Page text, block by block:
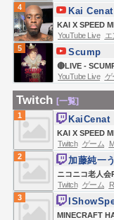
4
KAI X SPEED
MARATHON
BOSSES
PART 2
Kai
YouTube Live
5
🔴LIVE -
OpTic
ESPORTS
Scump
YouTube Live ゲ
Twitch [一覧]
1
KAI X SPEED
MARATHON
BOSSES
Warden, Elder
Dragon)
KaiCenat
Twitch ゲーム
2
ニコニコ老人会
夜の部
加藤純一
ん
Twitch ゲーム
3
MINECRAFT